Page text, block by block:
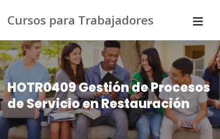
Cursos para Trabajadores
HOTR0409 Gestión de Procesos
de Servicio en Restauración